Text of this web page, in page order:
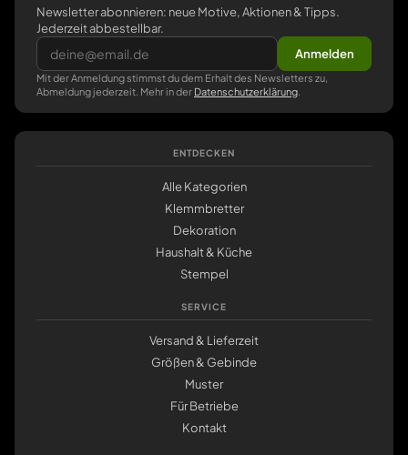
Newsletter abonnieren: neue Motive, Aktionen & Tipps.
Jederzeit abbestellbar.
Anmelden
Mit der Anmeldung stimmst du dem Erhalt des Newsletters zu,
Abmeldung jederzeit. Mehr in der Datenschutzerklärung
ENTDECKEN
Alle Kategorien
Klemmbretter
Dekoration
Haushalt & Küche
Stempel
SERVICE
Versand & Lieferzeit
Größen & Gebinde
Muster
Für Betriebe
Kontakt